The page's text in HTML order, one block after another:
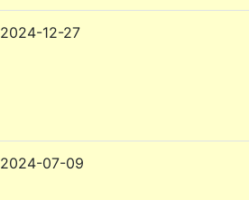
2024-12-27
2024-07-09